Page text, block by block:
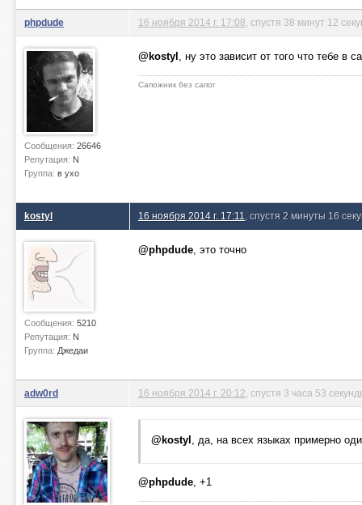
phpdude
Сообщения: 26646
Репутация: N
Группа: в ухо
16 ноября 2014 г. 17:08 , спустя 38 минут 12
@kostyl , ну это зависит от того что тебе в
Сапожник без сапог
kostyl
Сообщения: 5210
Репутация: N
Группа: Джедаи
16 ноября 2014 г. 17:11 , спустя 2 минуты 16
@phpdude, это точно
adw0rd 16 ноября 2014 г. 20:12 , спустя 3 часа 53
@kostyl , да, на всех языках примерно
@phpdude, +1